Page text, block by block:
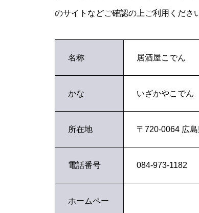
のサイトなどご確認の上ご利用くださ
名称 居酒屋こでん
かな いざかやこでん
所在地 〒720-0064 広
電話番号 084-973-1182
ホームペー